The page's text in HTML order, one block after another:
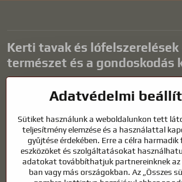
Kerti tavak és lófelszerelések
természet és a gondoskodás
harmonikus környezetet teremtenek a
karbantartás kulcsfontosságú a tiszta vízhez
tóhoz egész évben. Ugyanilyen fontos az
állatok gondozása is.
A lovaknak kiváló minőségű
táplálkozásra és felelősségteljes
Adatvédelmi
Sütiket használunk a weboldalunkon tett
teljesítmény elemzése és a használattal
gyűjtése érdekében. Erre a célra harmadik
eszközöket és szolgáltatásokat
adatokat továbbíthatjuk partnereinknek az
ban vagy más országokban. Az „Összes